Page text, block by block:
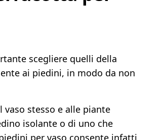
scegliere quelli della
ai piedini, in modo da non
stesso e alle piante
isolante o di uno che
per vaso consente infatti